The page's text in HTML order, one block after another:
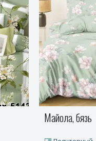
Мандры -